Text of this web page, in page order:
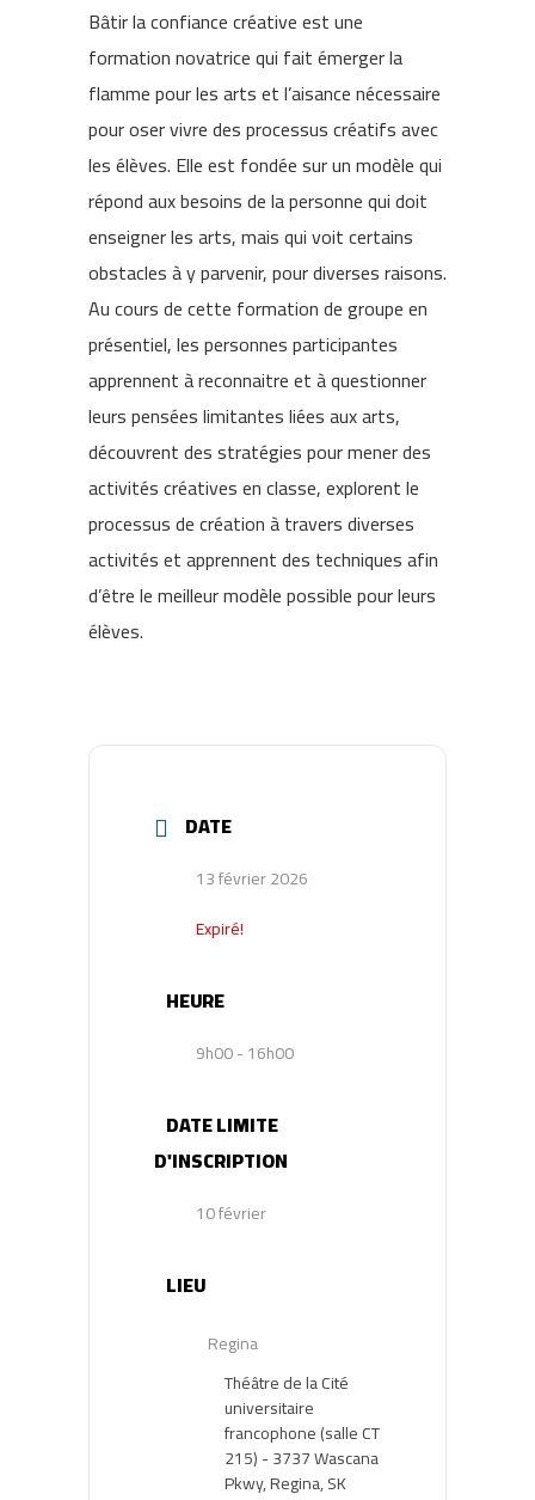
Bâtir la confiance créative est une
formation novatrice qui fait émerger la
flamme pour les arts et l’aisance nécessaire
pour oser vivre des processus créatifs avec
les élèves. Elle est fondée sur un modèle qui
répond aux besoins de la personne qui doit
enseigner les arts, mais qui voit certains
obstacles à y parvenir, pour diverses raisons.
Au cours de cette formation de groupe en
présentiel, les personnes participantes
apprennent à reconnaitre et à questionner
leurs pensées limitantes liées aux arts,
découvrent des stratégies pour mener des
activités créatives en classe, explorent le
processus de création à travers diverses
activités et apprennent des techniques afin
d’être le meilleur modèle possible pour leurs
élèves.
DATE
13 février 2026
Expiré!
HEURE
9h00 - 16h00
DATE LIMITE
D'INSCRIPTION
10 février
LIEU
Regina
Théâtre de la Cité
universitaire
francophone (salle CT
215) - 3737 Wascana
Pkwy, Regina, SK